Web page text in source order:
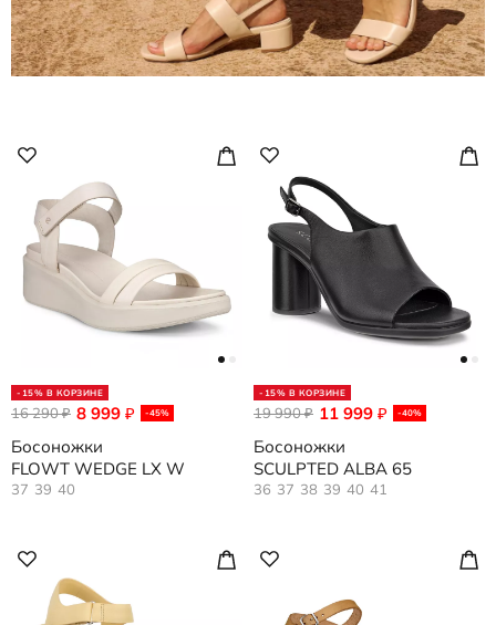
-15% В КОРЗИНЕ
8 999 ₽ -45%
16 290₽
Босоножки
FLOWT WEDGE LX W
37 39 40
-15% В КОРЗИНЕ
11 999 ₽ -40%
19 990₽
Босоножки
SCULPTED ALBA 65
36 37 38 39 40 41